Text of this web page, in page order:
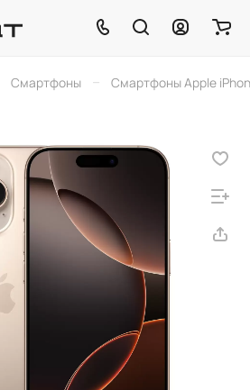
Смартфоны – Смартфоны Apple